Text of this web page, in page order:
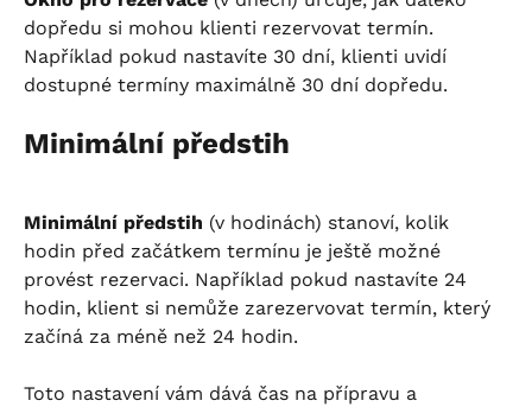
dopředu si mohou klienti rezervovat termín.
Například pokud nastavíte 30 dní, klienti uvidí
dostupné termíny maximálně 30 dní dopředu.
Minimální předstih
Minimální předstih (v hodinách) stanoví, kolik
hodin před začátkem termínu je ještě možné
provést rezervaci. Například pokud nastavíte 24
hodin, klient si nemůže zarezervovat termín, který
začíná za méně než 24 hodin.
Toto nastavení vám dává čas na přípravu a